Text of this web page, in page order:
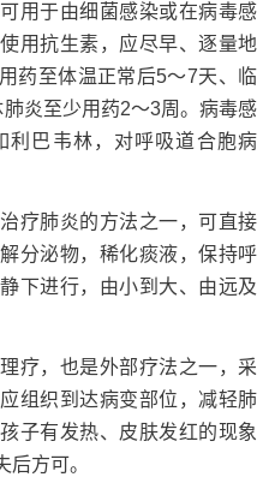
用于由细菌感染或在病毒感
用抗生素，应尽早、逐量地
药至体温正常后5～7天、临
炎至少用药2～3周。病毒感
利巴韦林，对呼吸道合胞病
疗肺炎的方法之一，可直接
分泌物，稀化痰液，保持呼
下进行，由小到大、由远及
疗，也是外部疗法之一，采
组织到达病变部位，减轻肺
子有发热、皮肤发红的现象
方可。